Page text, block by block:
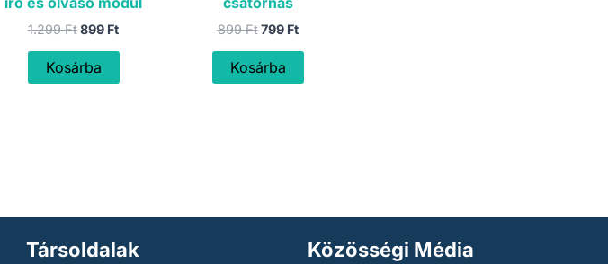
1.299FtOriginal
was:
1.299 Ft.
899 FtCurrent
Kosárba
899Ft Original
was:
899 Ft.
799 FtCurrent
Kosárba
Társoldalak Közösségi Média